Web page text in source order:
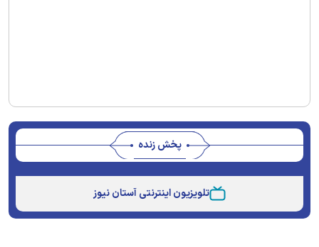
پخش زنده
تلویزیون اینترنتی آستان نیوز